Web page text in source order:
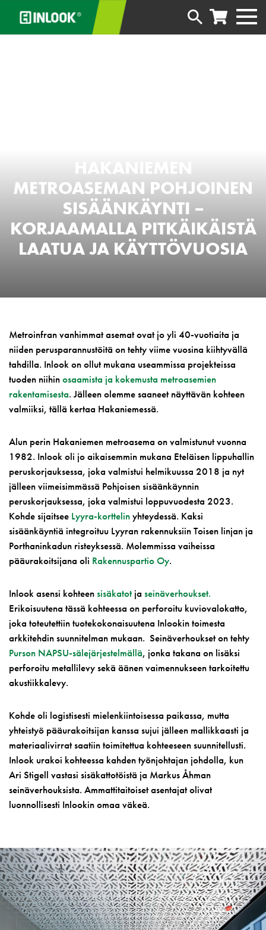
HAKANIEMEN
METROASEMAN POHJOINEN
SISÄÄNKÄYNTI –
KORJAAMALLA PITKÄIKÄISTÄ
LAATUA JA KÄYTTÖVUOSIA
Metroinfran vanhimmat asemat ovat jo yli 40-vuotiaita ja
niiden perusparannustöitä on tehty viime vuosina kiihtyvällä
tahdilla. Inlook on ollut mukana useammissa projekteissa
tuoden niihinosaamista ja kokemusta metroasemien
rakentamisesta. Jälleen olemme saaneet näyttävän kohteen
valmiiksi, tällä kertaa Hakaniemessä.
Alun perin Hakaniemen metroasema on valmistunut vuonna
1982. Inlook oli jo aikaisemmin mukana Eteläisen lippuhallin
peruskorjauksessa, joka valmistui helmikuussa 2018 ja nyt
jälleen viimeisimmässä Pohjoisen sisäänkäynnin
peruskorjauksessa, joka valmistui loppuvuodesta 2023.
Kohde sijaitsee Lyyra-korttelinyhteydessä. Kaksi
sisäänkäyntiä integroituu Lyyran rakennuksiin Toisen linjan ja
Porthaninkadun risteyksessä. Molemmissa vaiheissa
pääurakoitsijana oli Rakennuspartio Oy.
Inlook asensi kohteensisäkatot ja seinäverhoukset.
Erikoisuutena tässä kohteessa on perforoitu kuviovalokatto,
joka toteutettiin tuotekokonaisuutena Inlookin toimesta
arkkitehdin suunnitelman mukaan. Seinäverhoukset on tehty
Purson NAPSU-sälejärjestelmällä, jonka takana on lisäksi
perforoitu metallilevy sekä äänen vaimennukseen tarkoitettu
akustiikkalevy.
Kohde oli logistisesti mielenkiintoisessa paikassa, mutta
yhteistyö pääurakoitsijan kanssa sujui jälleen mallikkaasti ja
materiaalivirrat saatiin toimitettua kohteeseen suunnitellusti.
Inlook urakoi kohteessa kahden työnjohtajan johdolla, kun
Ari Stigell vastasi sisäkattotöistä ja Markus Åhman
seinäverhouksista. Ammattitaitoiset asentajat olivat
luonnollisesti Inlookin omaa väkeä.